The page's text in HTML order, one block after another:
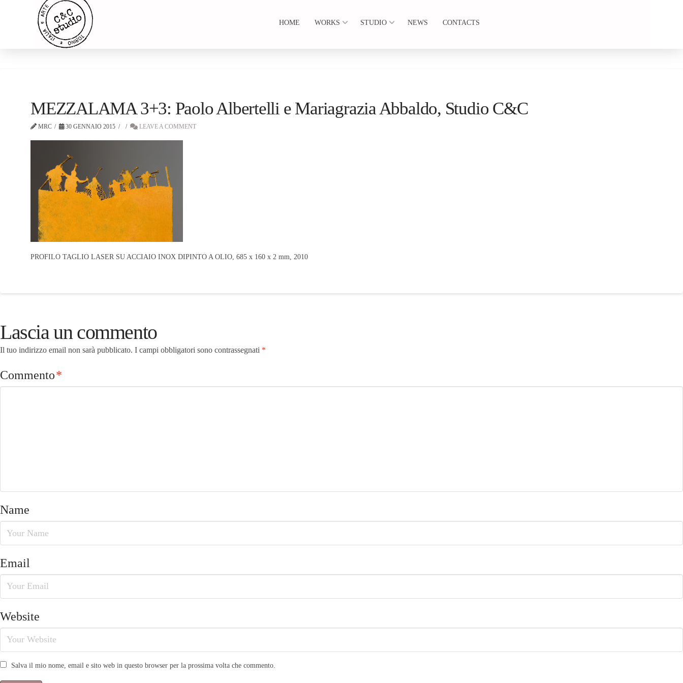
HOME WORKS STUDIO NEWS CONTACTS
MEZZALAMA 3+3: Paolo Albertelli e Mariagrazia Abbaldo, Studio C&C
MRC 30 GENNAIO 2015 LEAVE A COMMENT
PROFILO TAGLIO LASER SU ACCIAIO INOX DIPINTO A OLIO, 685 x 160 x 2 mm, 2010
Lascia un commento
Il tuo indirizzo email non sarà pubblicato. I campi obbligatori sono contrassegnati *
Commento*
Name
Email
Website
Salva il mio nome, email e sito web in questo browser per la prossima volta che commento.